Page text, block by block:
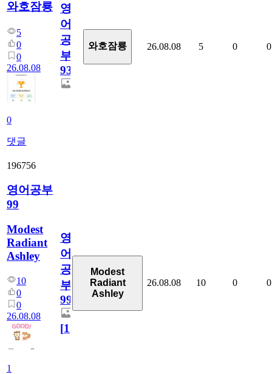
와호잠룡
5
0
0
26.08.08
0
댓글
영
어
공
부
931
와호잠룡 26.08.08 5 0 0
196756
영어공부
99
Modest
Radiant
Ashley
10
0
0
26.08.08
1
영
어
공
부
99
[1]
Modest
Radiant
Ashley
26.08.08 10 0 0